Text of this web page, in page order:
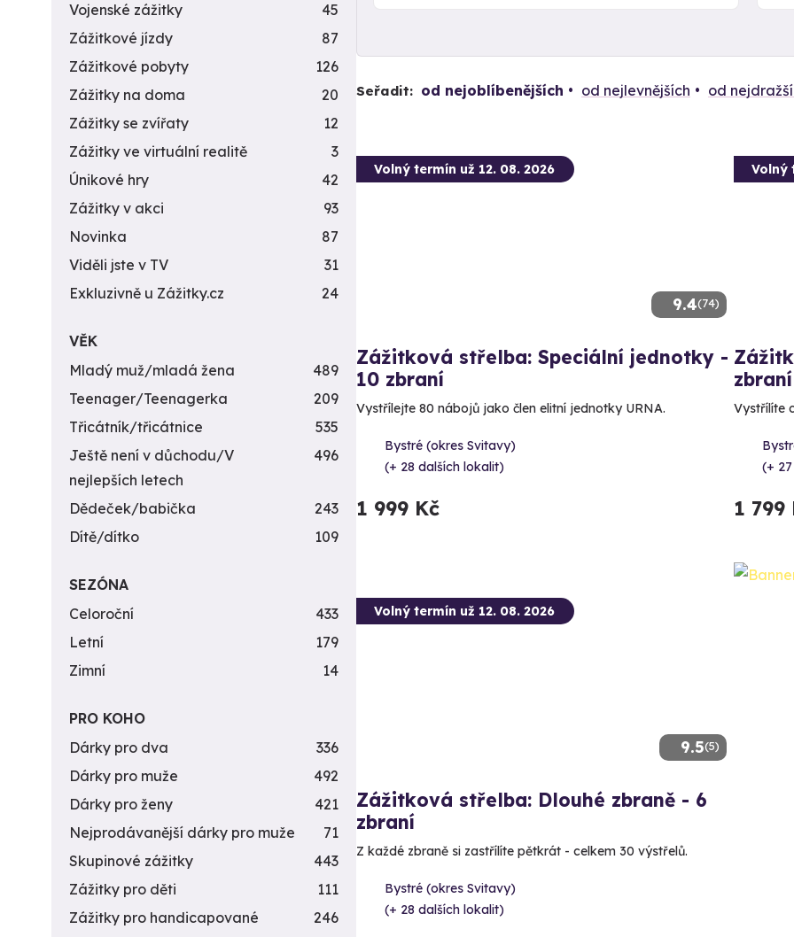
Seřadit: od nejoblíbenějších od nejlevnějších od
9.4(74)
Volný termín už 12. 08. 2026
Zážitková střelba: Speciální jednotky -
10 zbraní
Vystřílejte 80 nábojů jako člen elitní jednotky URNA.
Bystré (okres Svitavy)
(+ 28 dalších lokalit)
1 999 Kč
Volný
zbraní
Vystřílíte
(+
1 799
9.5(5)
Volný termín už 12. 08. 2026
Zážitková střelba: Dlouhé zbraně - 6
zbraní
Z každé zbraně si zastřílíte pětkrát - celkem 30 výstřelů.
Bystré (okres Svitavy)
(+ 28 dalších lokalit)
Vojenské zážitky
45
Zážitkové jízdy
87
Zážitkové pobyty
126
Zážitky na doma
20
Zážitky se zvířaty
12
Zážitky ve virtuální realitě
3
Únikové hry
42
Zážitky v akci
93
Novinka
87
Viděli jste v TV
31
Exkluzivně u Zážitky.cz
24
VĚK
Mladý muž/mladá žena
489
Teenager/Teenagerka
209
Třicátník/třicátnice
535
Ještě není v důchodu/V
nejlepších letech
496
Dědeček/babička
243
Dítě/dítko
109
SEZÓNA
Celoroční
433
Letní
179
Zimní
14
PRO KOHO
Dárky pro dva
336
Dárky pro muže
492
Dárky pro ženy
421
Nejprodávanější dárky pro muže
71
Skupinové zážitky
443
Zážitky pro děti
111
Zážitky pro handicapované
246